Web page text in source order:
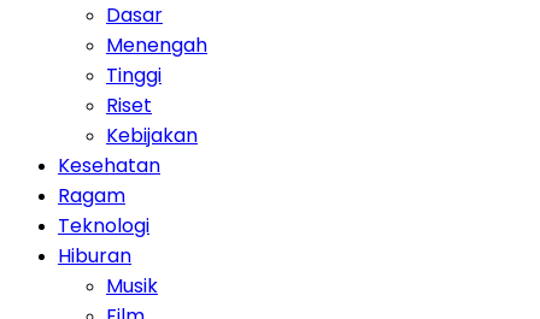
Dasar
Menengah
Tinggi
Riset
Kebijakan
Kesehatan
Ragam
Teknologi
Hiburan
Musik